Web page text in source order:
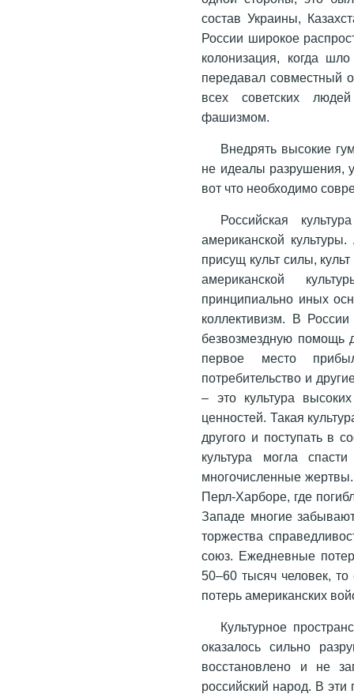
состав Украины,
России широкое
колонизация, когда
передавал совместный
всех советских
фашизмом.
Внедрять высокие
не идеалы разрушения,
вот что необходимо
Российская
американской
присущ культ силы,
американской
принципиально иных
коллективизм. В
безвозмездную помощь
первое место
потребительство и
– это культура
ценностей. Такая
другого и поступать в
культура могла
многочисленные
Перл-Харборе, где
Западе многие
торжества
союз. Ежедневные
50–60 тысяч человек,
потерь американских
Культурное
оказалось сильно
восстановлено и не
российский народ. В эти